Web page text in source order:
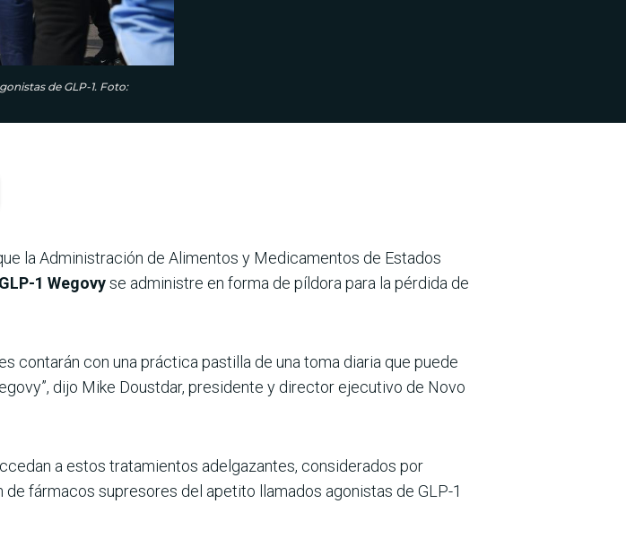
de GLP-1. Foto:
la Administración de Alimentos y Medicamentos de Estados
1 Wegovyse administre en forma de píldora para la pérdida de
contarán con una práctica pastilla de una toma diaria que puede
dijo Mike Doustdar, presidente y director ejecutivo de Novo
a estos tratamientos adelgazantes, considerados por
fármacos supresores del apetito llamados agonistas de GLP-1